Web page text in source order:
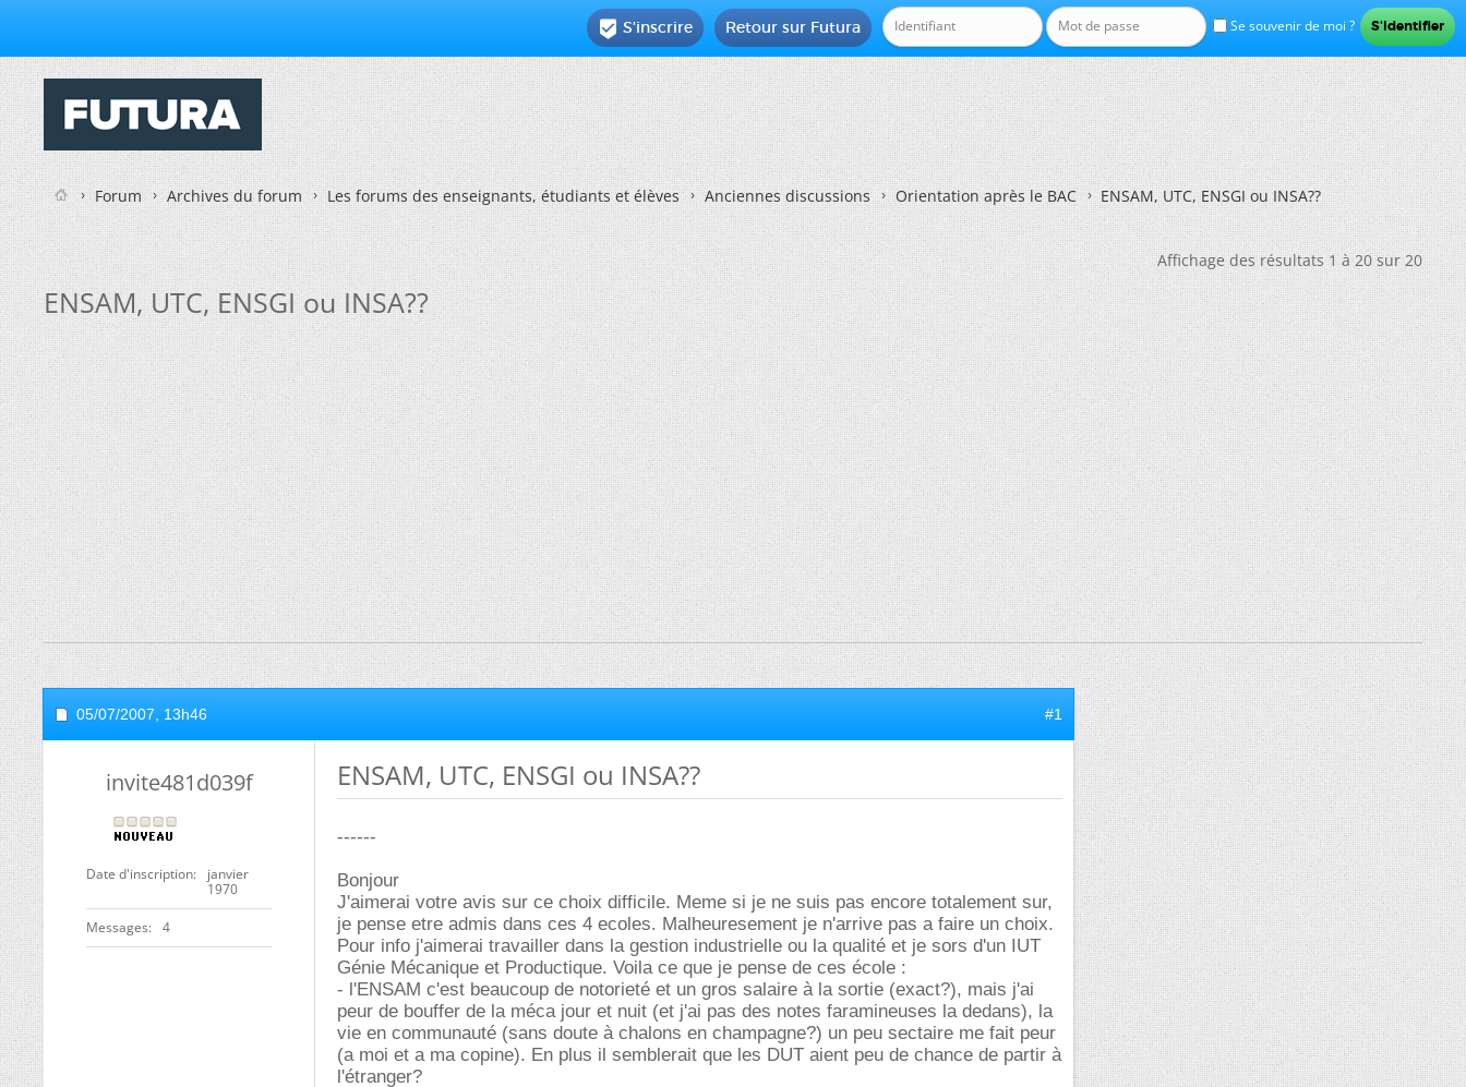
Se souvenir de moi ?
Retour sur Futura
 S'inscrire
Forum Archives du forum Les forums des enseignants, étudiants et élèves Anciennes discussions Orientation après le BAC ENSAM, UTC, ENSGI ou INSA??
Affichage des résultats 1 à 20 sur 20
ENSAM, UTC, ENSGI ou INSA??
05/07/2007, 13h46 #1
invite481d039f
Date d'inscription
janvier
1970
Messages 4
ENSAM, UTC, ENSGI ou INSA??
------
Bonjour
J'aimerai votre avis sur ce choix difficile. Meme si je ne suis pas encore totalement sur,
je pense etre admis dans ces 4 ecoles. Malheuresement je n'arrive pas a faire un choix.
Pour info j'aimerai travailler dans la gestion industrielle ou la qualité et je sors d'un IUT
Génie Mécanique et Productique. Voila ce que je pense de ces école :
- l'ENSAM c'est beaucoup de notorieté et un gros salaire à la sortie (exact?), mais j'ai
peur de bouffer de la méca jour et nuit (et j'ai pas des notes faramineuses la dedans), la
vie en communauté (sans doute à chalons en champagne?) un peu sectaire me fait peur
(a moi et a ma copine). En plus il semblerait que les DUT aient peu de chance de partir à
l'étranger?